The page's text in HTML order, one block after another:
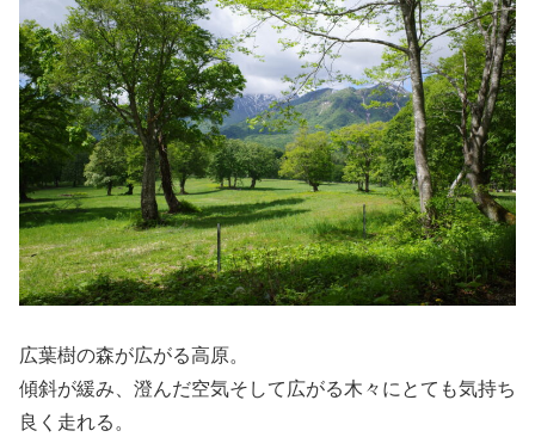
広葉樹の森が広がる高原。
傾斜が緩み、澄んだ空気そして広がる木々にとても気持ち
良く走れる。